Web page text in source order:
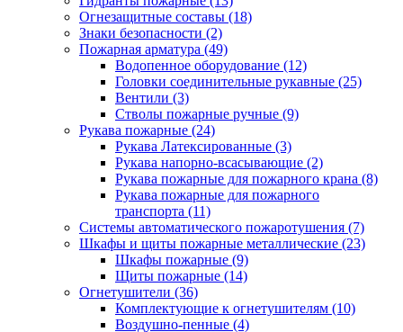
Огнезащитные составы (18)
Знаки безопасности (2)
Пожарная арматура (49)
Водопенное оборудование (12)
Головки соединительные рукавные (25)
Вентили (3)
Стволы пожарные ручные (9)
Рукава пожарные (24)
Рукава Латексированные (3)
Рукава напорно-всасывающие (2)
Рукава пожарные для пожарного крана (8)
Рукава пожарные для пожарного
транспорта (11)
Системы автоматического пожаротушения (7)
Шкафы и щиты пожарные металлические (23)
Шкафы пожарные (9)
Щиты пожарные (14)
Огнетушители (36)
Комплектующие к огнетушителям (10)
Воздушно-пенные (4)